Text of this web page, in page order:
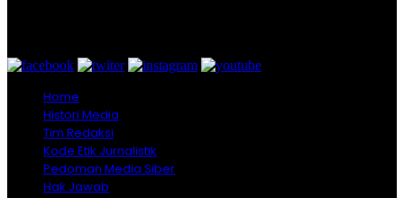
Home
Histori Media
Tim Redaksi
Kode Etik Jurnalistik
Pedoman Media Siber
Hak Jawab